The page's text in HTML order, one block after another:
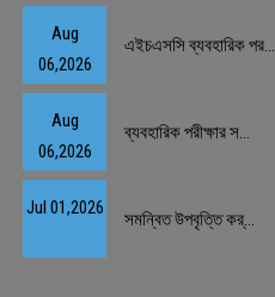
Aug
06,2026
এইচএসসি ব্যবহারিক পর...
Aug
06,2026
ব্যবহারিক পরীক্ষার স...
Jul 01,2026
সমন্বিত উপবৃত্তি কর্...